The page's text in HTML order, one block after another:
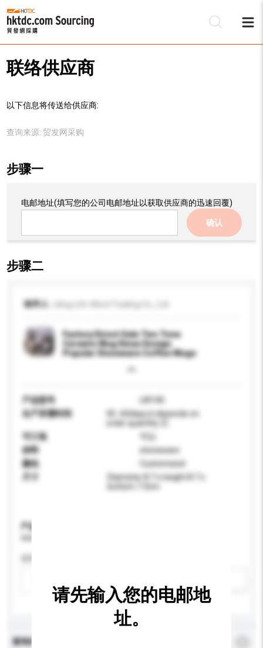
联络供应商
以下信息将传送给供应商:
查询来源: 贸发网采购
步骤一
电邮地址(填写您的公司电邮地址以获取供应商的迅速回覆)
确认
步骤二
收件人
Factory Direct Sale Two Tone
Ceramic Mug Xmas Design
Popular Stoneware Coffee Mugs
产品型号
LW140
生产所需时间
45 -60days,it depends on
order quantity 日
可订造
可以
材料
stoneware
颜色
Customized
Diameter 8.7 x height 8.7 x
bottom 7.3cm
产品规格
查询内容
请先输入您的电邮地
址。